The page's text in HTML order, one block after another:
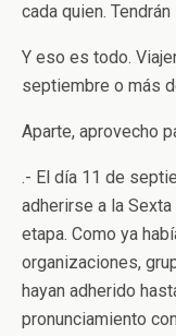
cada quien. Tendrán
Y eso es todo.
septiembre o más
Aparte, aprovecho
.- El día 11 de
adherirse a la Sexta
etapa. Como ya
organizaciones,
hayan adherido
pronunciamiento